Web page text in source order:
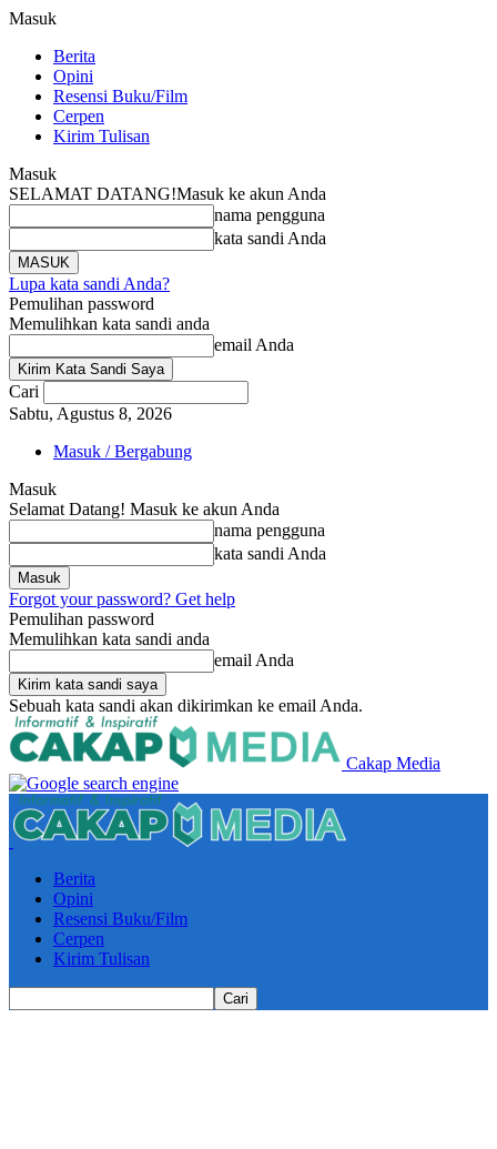
Masuk
Berita
Opini
Resensi Buku/Film
Cerpen
Kirim Tulisan
Masuk
SELAMAT DATANG!Masuk ke akun Anda
nama pengguna
kata sandi Anda
Lupa kata sandi Anda?
Pemulihan password
Memulihkan kata sandi anda
email Anda
Cari
Sabtu, Agustus 8, 2026
Masuk / Bergabung
Masuk
Selamat Datang! Masuk ke akun Anda
nama pengguna
kata sandi Anda
Forgot your password? Get help
Pemulihan password
Memulihkan kata sandi anda
email Anda
Sebuah kata sandi akan dikirimkan ke email Anda.
Cakap Media
Berita
Opini
Resensi Buku/Film
Cerpen
Kirim Tulisan